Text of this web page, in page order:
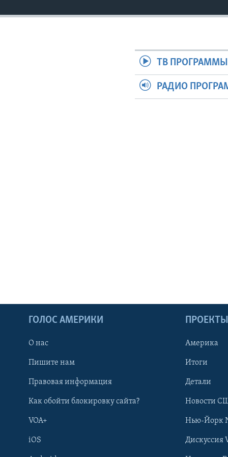
ТВ ПРОГРАММЫ
РАДИО
ГОЛОС АМЕРИКИ
О нас
Пишите нам
Правовая информация
Как обойти блокировку сайта?
VOA+
iOS
ПРОЕКТЫ
Америка
Итоги
Детали
Новости
Нью-Йорк
Дискуссия